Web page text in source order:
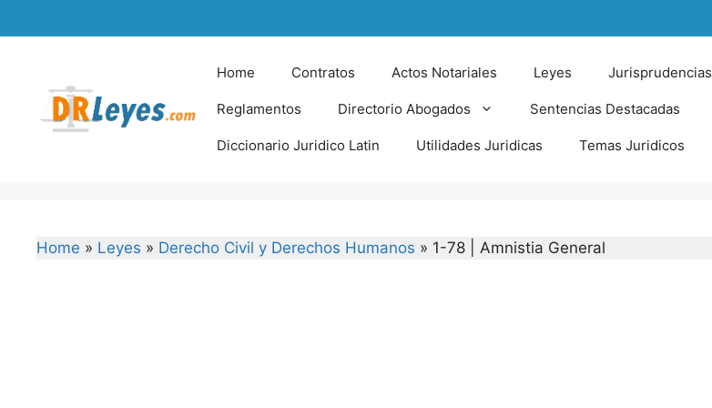
to
Home Contratos Actos Notariales Leyes Jurisprudencias
Reglamentos Directorio Abogados Sentencias Destacadas
Diccionario Juridico Latin Utilidades Juridicas Temas Juridicos
Home » Leyes » Derecho Civil y Derechos Humanos » 1-78 | Amnistia General